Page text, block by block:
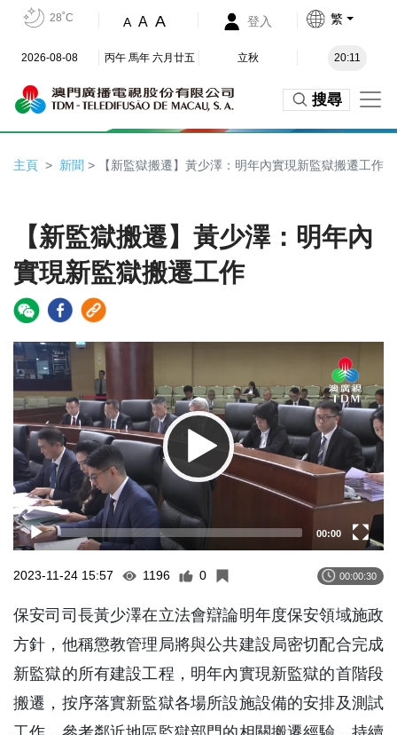
28˚C A A A 登入 繁
2026-08-08 丙午 馬年 六月廿五 立秋 20:11
搜尋
主頁 新聞 > 【新監獄搬遷】黃少澤：明年內實現新監獄搬遷工作
【新監獄搬遷】黃少澤：明年內
實現新監獄搬遷工作
Video
Player
00:00
2023-11-24 15:57 1196 0 00:00:30
保安司司長黃少澤在立法會辯論明年度保安領域施政
方針，他稱懲教管理局將與公共建設局密切配合完成
新監獄的所有建設工程，明年內實現新監獄的首階段
搬遷，按序落實新監獄各場所設施設備的安排及測試